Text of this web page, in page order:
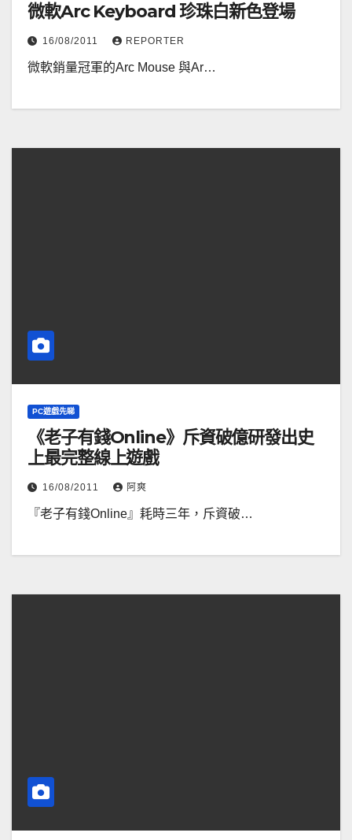
微軟Arc Keyboard 珍珠白新色登場
16/08/2011 REPORTER
微軟銷量冠軍的Arc Mouse 與Ar…
PC遊戲先睇
《老子有錢Online》斥資破億研發出史
上最完整線上遊戲
16/08/2011 阿爽
『老子有錢Online』耗時三年，斥資破…